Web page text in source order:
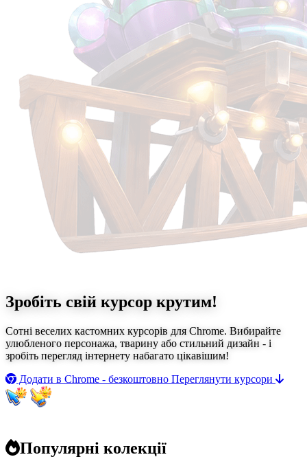
Зробіть свій курсор крутим!
Сотні веселих кастомних курсорів для Chrome. Вибирайте
улюбленого персонажа, тварину або стильний дизайн - і
зробіть перегляд інтернету набагато цікавішим!
Додати в Chrome - безкоштовно Переглянути курсори
Популярні колекції